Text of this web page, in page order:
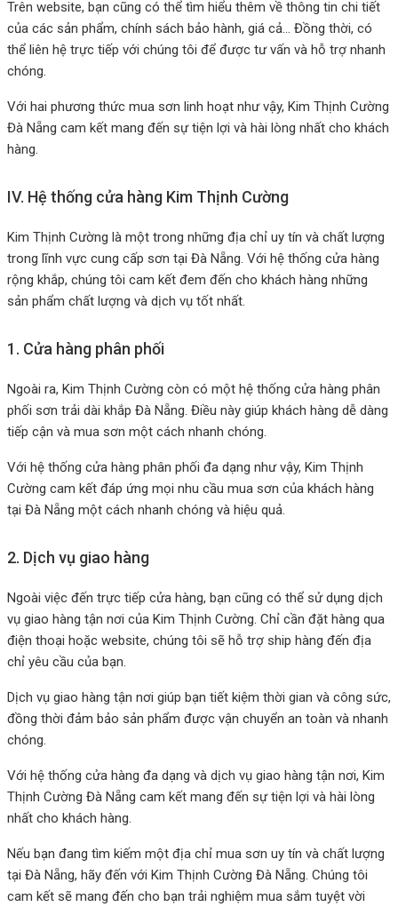
Trên website, bạn cũng có thể tìm hiểu thêm về thông tin chi tiết
của các sản phẩm, chính sách bảo hành, giá cả... Đồng thời, có
thể liên hệ trực tiếp với chúng tôi để được tư vấn và hỗ trợ nhanh
chóng.
Với hai phương thức mua sơn linh hoạt như vậy, Kim Thịnh Cường
Đà Nẵng cam kết mang đến sự tiện lợi và hài lòng nhất cho khách
hàng.
IV. Hệ thống cửa hàng Kim Thịnh Cường
Kim Thịnh Cường là một trong những địa chỉ uy tín và chất lượng
trong lĩnh vực cung cấp sơn tại Đà Nẵng. Với hệ thống cửa hàng
rộng khắp, chúng tôi cam kết đem đến cho khách hàng những
sản phẩm chất lượng và dịch vụ tốt nhất.
1. Cửa hàng phân phối
Ngoài ra, Kim Thịnh Cường còn có một hệ thống cửa hàng phân
phối sơn trải dài khắp Đà Nẵng. Điều này giúp khách hàng dễ dàng
tiếp cận và mua sơn một cách nhanh chóng.
Với hệ thống cửa hàng phân phối đa dạng như vậy, Kim Thịnh
Cường cam kết đáp ứng mọi nhu cầu mua sơn của khách hàng
tại Đà Nẵng một cách nhanh chóng và hiệu quả.
2. Dịch vụ giao hàng
Ngoài việc đến trực tiếp cửa hàng, bạn cũng có thể sử dụng dịch
vụ giao hàng tận nơi của Kim Thịnh Cường. Chỉ cần đặt hàng qua
điện thoại hoặc website, chúng tôi sẽ hỗ trợ ship hàng đến địa
chỉ yêu cầu của bạn.
Dịch vụ giao hàng tận nơi giúp bạn tiết kiệm thời gian và công sức,
đồng thời đảm bảo sản phẩm được vận chuyển an toàn và nhanh
chóng.
Với hệ thống cửa hàng đa dạng và dịch vụ giao hàng tận nơi, Kim
Thịnh Cường Đà Nẵng cam kết mang đến sự tiện lợi và hài lòng
nhất cho khách hàng.
Nếu bạn đang tìm kiếm một địa chỉ mua sơn uy tín và chất lượng
tại Đà Nẵng, hãy đến với Kim Thịnh Cường Đà Nẵng. Chúng tôi
cam kết sẽ mang đến cho bạn trải nghiệm mua sắm tuyệt vời